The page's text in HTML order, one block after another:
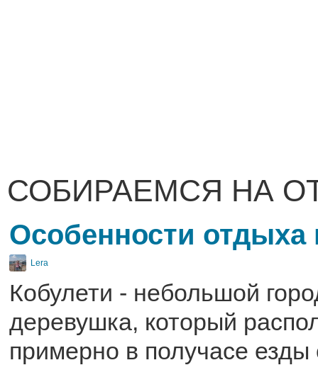
СОБИРАЕМСЯ НА
Особенности отдыха
Lera
Кобулети - небольшой
деревушка, который
примерно в получасе езды